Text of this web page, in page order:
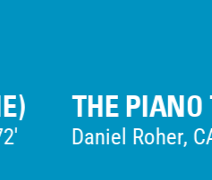
PIANO TUNER
Roher, CA 2025, 107'